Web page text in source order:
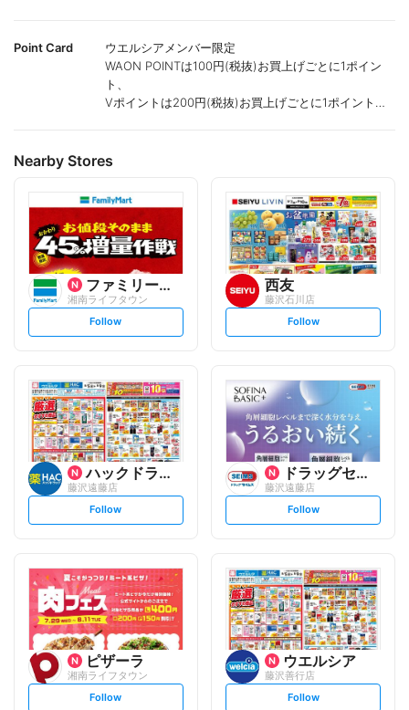
Point Card
ウエルシアメンバー限定
WAON POINTは100円(税抜)お買上げごとに1ポイン
ト、
Vポイントは200円(税抜)お買上げごとに1ポイント進
Nearby Stores
ファミリーマート
湘南ライフタウン
s
t
l
o
w
Follow
西友
藤沢石川店
s
t
l
o
w
Follow
ハックドラッグ
藤沢遠藤店
s
t
l
o
w
Follow
ドラッグセイムス
藤沢遠藤店
s
t
l
o
w
Follow
ピザーラ
湘南ライフタウン
s
Follow
ウエルシア
藤沢善行店
s
Follow